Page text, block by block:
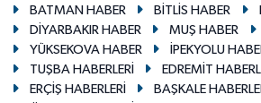
BATMAN HABER
BİTLİS HABER
DİYARBAKIR HABER
MUŞ HABER
YÜKSEKOVA HABER
İPEKYOLU
TUŞBA HABERLERİ
EDREMİT
ERÇİŞ HABERLERİ
BAŞKALE